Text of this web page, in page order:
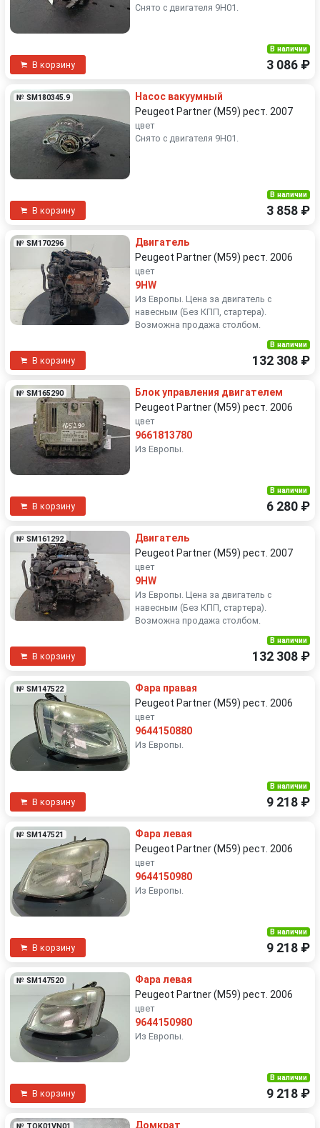
Снято с двигателя 9H01.
В корзину
В наличии
3 086 ₽
№ SM180345.9
Насос вакуумный
Peugeot Partner (M59) рест. 2007
цвет
Снято с двигателя 9H01.
В корзину
В наличии
3 858 ₽
№ SM170296
Двигатель
Peugeot Partner (M59) рест. 2006
цвет
9HW
Из Европы. Цена за двигатель с
навесным (Без КПП, стартера).
Возможна продажа столбом.
В корзину
В наличии
132 308 ₽
№ SM165290
Блок управления двигателем
Peugeot Partner (M59) рест. 2006
цвет
9661813780
Из Европы.
В корзину
В наличии
6 280 ₽
№ SM161292
Двигатель
Peugeot Partner (M59) рест. 2007
цвет
9HW
Из Европы. Цена за двигатель с
навесным (Без КПП, стартера).
Возможна продажа столбом.
В корзину
В наличии
132 308 ₽
№ SM147522
Фара правая
Peugeot Partner (M59) рест. 2006
цвет
9644150880
Из Европы.
В корзину
В наличии
9 218 ₽
№ SM147521
Фара левая
Peugeot Partner (M59) рест. 2006
цвет
9644150980
Из Европы.
В корзину
В наличии
9 218 ₽
№ SM147520
Фара левая
Peugeot Partner (M59) рест. 2006
цвет
9644150980
Из Европы.
В корзину
В наличии
9 218 ₽
№ TOK01VN01 Домкрат